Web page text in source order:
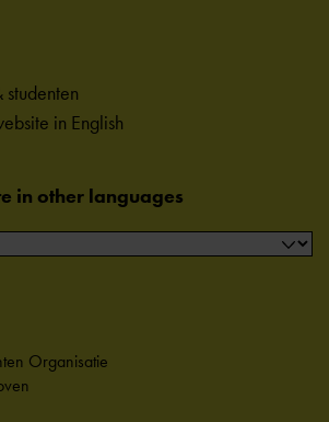
in English
in other languages
Organisatie